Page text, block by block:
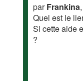
parFrankina
Quel est le
Si cette aide
?